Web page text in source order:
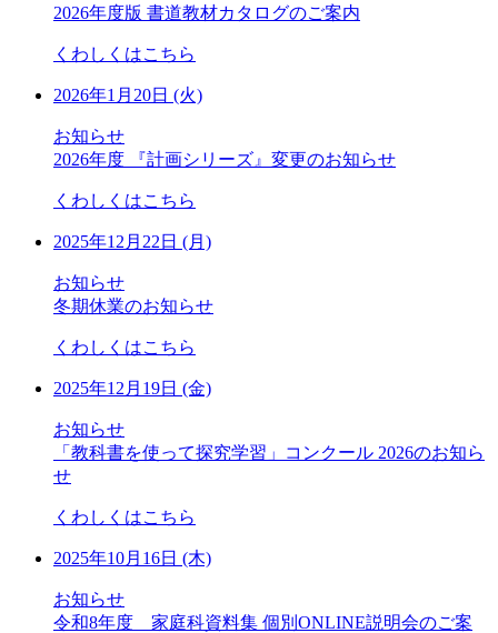
2026年度版 書道教材カタログのご案内
くわしくはこちら
2026年1月20日 (火)
お知らせ
2026年度 『計画シリーズ』変更のお知らせ
くわしくはこちら
2025年12月22日 (月)
お知らせ
冬期休業のお知らせ
くわしくはこちら
2025年12月19日 (金)
お知らせ
「教科書を使って探究学習」コンクール 2026のお知ら
せ
くわしくはこちら
2025年10月16日 (木)
お知らせ
令和8年度 家庭科資料集 個別ONLINE説明会のご案